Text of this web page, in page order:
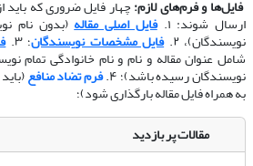
​​​​​​​فایل‌ها و فرم‌های لازم:چهار فایل ضروری که باید
ارسال شوند: ۱. فایل اصلی مقاله(بدون نام
نویسندگان)، ۲. فایل مشخصات نویسندگان؛ ۳.
شامل عنوان مقاله و نام و نام خانوادگی تمام
نویسندگان رسیده باشد)؛ ۴. فرم تضاد منافع
به همراه فایل مقاله بارگذاری شود)؛
مقالات پر بازدید